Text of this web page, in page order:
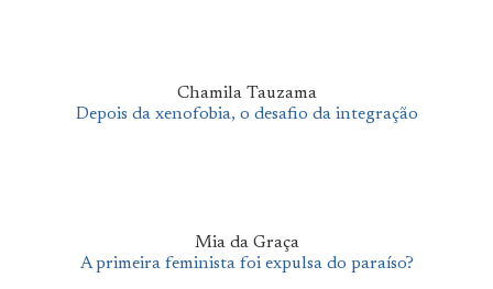
Chamila Tauzama
Depois da xenofobia, o desafio da integração
Mia da Graça
A primeira feminista foi expulsa do paraíso?